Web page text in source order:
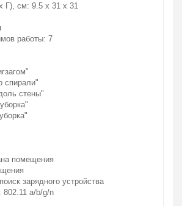
см: 9.5 х 31 х 31
работы: 7
спирали"
стены"
помещения
зарядного устройства
802.11 a/b/g/n